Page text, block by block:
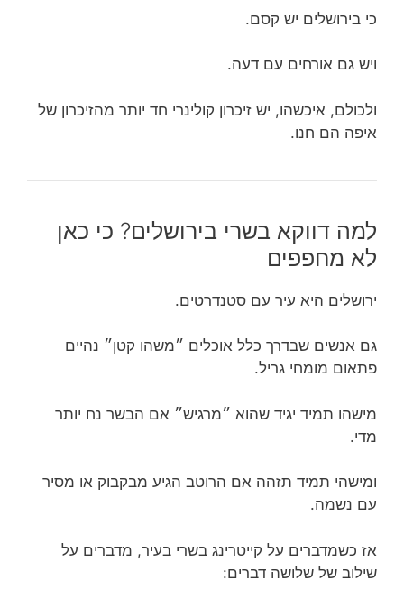
כי בירושלים יש קסם.
ויש גם אורחים עם דעה.
ולכולם, איכשהו, יש זיכרון קולינרי חד יותר מהזיכרון של
איפה הם חנו.
למה דווקא בשרי בירושלים? כי כאן
לא מחפפים
ירושלים היא עיר עם סטנדרטים.
גם אנשים שבדרך כלל אוכלים ״משהו קטן״ נהיים
פתאום מומחי גריל.
מישהו תמיד יגיד שהוא ״מרגיש״ אם הבשר נח יותר
מדי.
ומישהי תמיד תזהה אם הרוטב הגיע מבקבוק או מסיר
עם נשמה.
אז כשמדברים על קייטרינג בשרי בעיר, מדברים על
שילוב של שלושה דברים: